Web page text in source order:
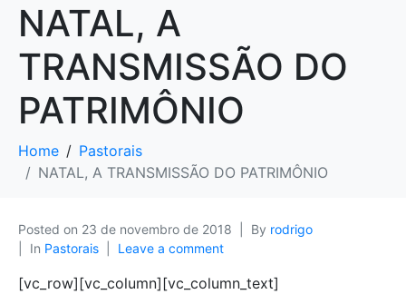
NATAL, A
TRANSMISSÃO DO
PATRIMÔNIO
Home
Pastorais
NATAL, A TRANSMISSÃO DO PATRIMÔNIO
Posted on 23 de novembro de 2018 By rodrigo
In Pastorais Leave a comment
[vc_row][vc_column][vc_column_text]